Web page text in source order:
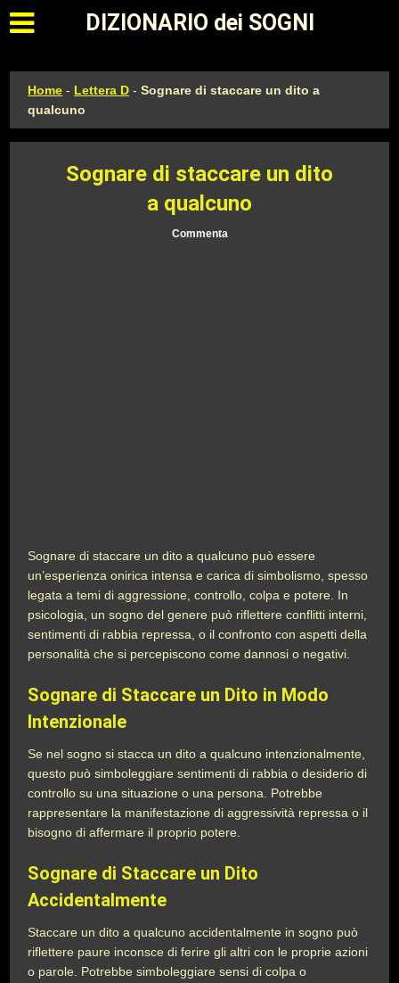
Apri il menu principale
DIZIONARIO dei SOGNI
Home - Lettera D -Sognare di staccare un dito a
qualcuno
Sognare di staccare un dito
a qualcuno
Commenta
Sognare di staccare un dito a qualcuno può essere
un’esperienza onirica intensa e carica di simbolismo, spesso
legata a temi di aggressione, controllo, colpa e potere. In
psicologia, un sogno del genere può riflettere conflitti interni,
sentimenti di rabbia repressa, o il confronto con aspetti della
personalità che si percepiscono come dannosi o negativi.
Sognare di Staccare un Dito in Modo
Intenzionale
Se nel sogno si stacca un dito a qualcuno intenzionalmente,
questo può simboleggiare sentimenti di rabbia o desiderio di
controllo su una situazione o una persona. Potrebbe
rappresentare la manifestazione di aggressività repressa o il
bisogno di affermare il proprio potere.
Sognare di Staccare un Dito
Accidentalmente
Staccare un dito a qualcuno accidentalmente in sogno può
riflettere paure inconsce di ferire gli altri con le proprie azioni
o parole. Potrebbe simboleggiare sensi di colpa o